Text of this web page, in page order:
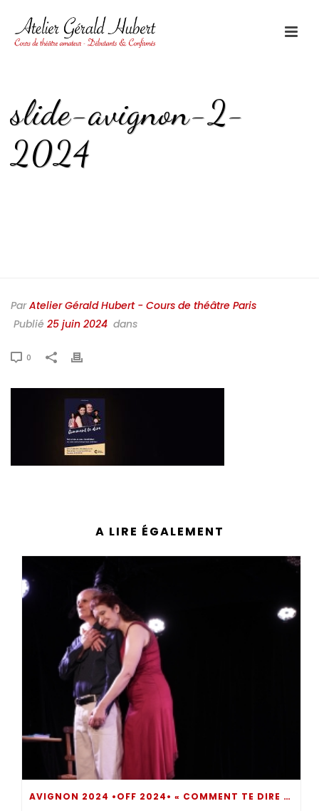
slide-avignon-2-
2024
ParAtelier Gérald Hubert - Cours de théâtre Paris
Publié 25 juin 2024 dans
0
A LIRE ÉGALEMENT
AVIGNON 2024 •OFF 2024• « COMMENT TE DIRE ? » UN MOMENT DE THÉÂTRE INTROSPECTIF BOULEVERSANT… DIRE POUR NE PAS SOMBRER !